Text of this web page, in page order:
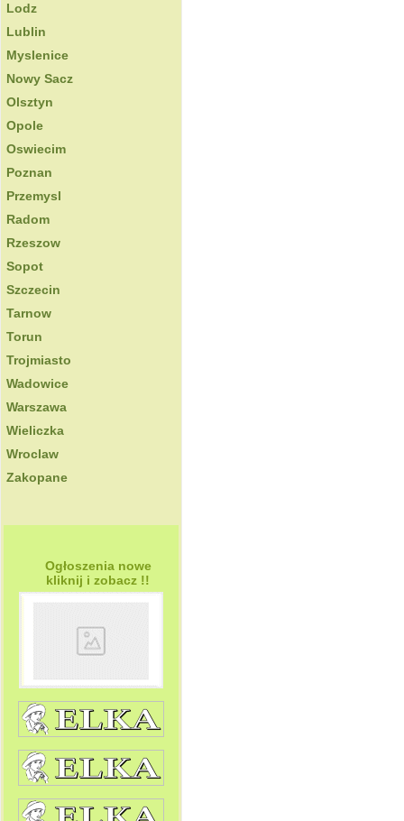
Lodz
Lublin
Myslenice
Nowy Sacz
Olsztyn
Opole
Oswiecim
Poznan
Przemysl
Radom
Rzeszow
Sopot
Szczecin
Tarnow
Torun
Trojmiasto
Wadowice
Warszawa
Wieliczka
Wroclaw
Zakopane
Ogłoszenia nowe
kliknij i zobacz !!